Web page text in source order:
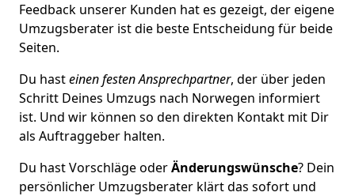
Feedback unserer Kunden hat es gezeigt, der eigene
Umzugsberater ist die beste Entscheidung für beide
Seiten.
Du hasteinen festen Ansprechpartner, der über jeden
Schritt Deines Umzugs nach Norwegen informiert
ist. Und wir können so den direkten Kontakt mit Dir
als Auftraggeber halten.
Du hast Vorschläge oderÄnderungswünsche? Dein
persönlicher Umzugsberater klärt das sofort und